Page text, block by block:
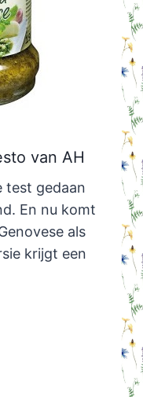
van AH
test gedaan
En nu komt
als
krijgt een